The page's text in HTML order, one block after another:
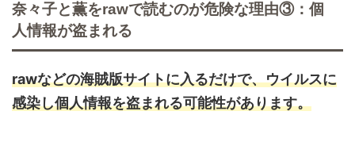
奈々子と薫をrawで読むのが危険な理由③：個
人情報が盗まれる
rawなどの海賊版サイトに入るだけで、ウイルスに
感染し個人情報を盗まれる可能性があります。